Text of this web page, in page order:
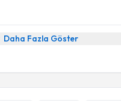
Daha Fazla Göster